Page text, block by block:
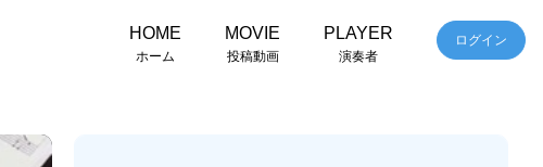
HOME
ホーム
MOVIE
投稿動画
PLAYER
演奏者
ログイン